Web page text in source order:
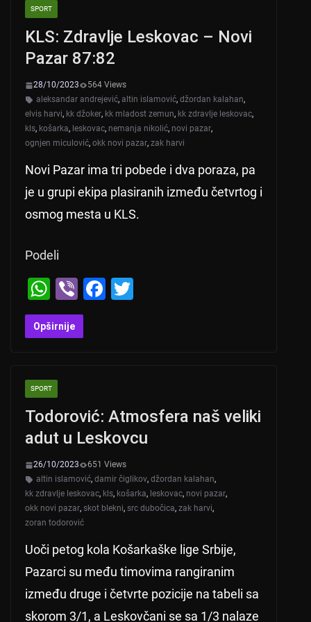
SPORT
KLS: Zdravlje Leskovac – Novi
Pazar 87:82
28/10/2023
564 Views
aleksandar andrejević, altin islamović, džordan kalahan,
elvis harvi, kk džoker, kk mladost zemun, kk zdravlje leskovac,
kls, košarka, leskovac, nemanja nikolić, novi pazar,
ognjen miculović, okk novi pazar, zak harvi
Novi Pazar ima tri pobede i dva poraza, pa
je u grupi ekipa plasiranih između četvrtog i
osmog mesta u KLS.
Podeli
W
h
at
A
p
p
Vi
b
er
F
o
k
Opširnije
SPORT
Todorović: Atmosfera naš veliki
adut u Leskovcu
26/10/2023
651 Views
altin islamović, damir čiglikov, džordan kalahan,
kk zdravlje leskovac, kls, košarka, leskovac, novi pazar,
okk novi pazar, skot blekni, src dubočica, zak harvi,
zoran todorović
Uoči petog kola Košarkaške lige Srbije,
Pazarci su među timovima rangiranim
između druge i četvrte pozicije na tabeli sa
skorom 3/1, a Leskovčani se sa 1/3 nalaze